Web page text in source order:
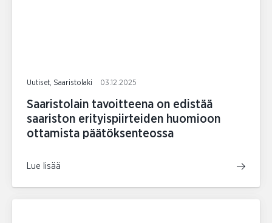
Uutiset, Saaristolaki 03.12.2025
Saaristolain tavoitteena on edistää
saariston erityispiirteiden huomioon
ottamista päätöksenteossa
Lue lisää